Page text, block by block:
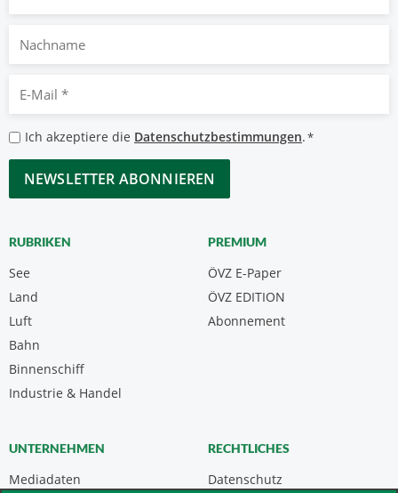
Nachname
Mail
*
Datenschutzbestimmungen
*
Ich akzeptiere die Datenschutzbestimmungen.*
CAPTCHA
RUBRIKEN
See
Land
Luft
Bahn
Binnenschiff
Industrie & Handel
PREMIUM
ÖVZ E-Paper
Abonnement
ÖVZ EDITION
UNTERNEHMEN
Mediadaten
RECHTLICHES
Datenschutz